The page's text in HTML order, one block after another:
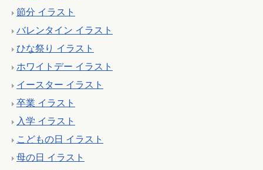
節分 イラスト
バレンタイン イラスト
ひな祭り イラスト
ホワイトデー イラスト
イースター イラスト
卒業 イラスト
入学 イラスト
こどもの日 イラスト
母の日 イラスト